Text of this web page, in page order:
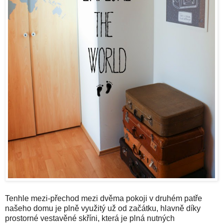
Tenhle mezi-přechod mezi dvěma pokoji v druhém patře
našeho domu je plně využitý už od začátku, hlavně díky
prostorné vestavěné skříni, která je plná nutných